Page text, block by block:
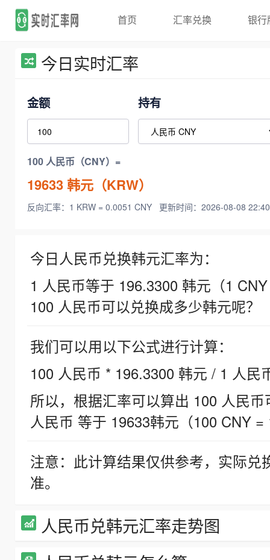
首页 汇率兑换 银行
今日实时汇率
金额 持有
100 人民币（CNY）=
19633韩元（KRW）
反向汇率：1 KRW = 0.0051 CNY 更新时间：2026-08-08
今日人民币兑换韩元汇率为：
1 人民币等于 196.3300 韩元（1
100 人民币可以兑换成多少韩元呢？
我们可以用以下公式进行计算：
100 人民币 * 196.3300 韩元 / 1 人民
所以，根据汇率可以算出 100 人民
人民币 等于 19633韩元（100 CNY =
注意：此计算结果仅供参考，实际
准。
人民币兑韩元汇率走势图